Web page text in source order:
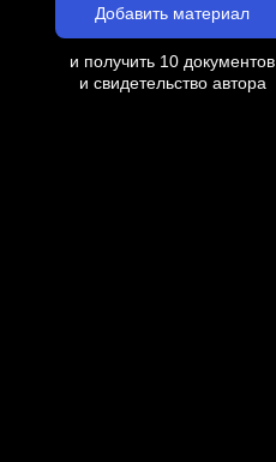
Добавить материал
и получить 10 документов
и свидетельство автора